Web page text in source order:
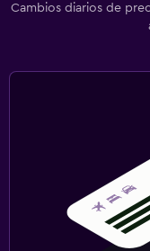
Cambios diarios de